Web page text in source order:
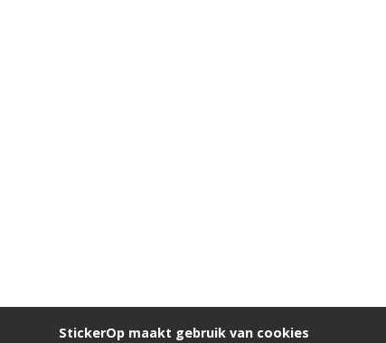
StickerOp maakt gebruik van cookies